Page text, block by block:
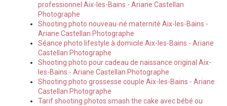
professionnel Aix-les-Bains - Ariane Castellan
Photographe
Shooting photo nouveau-né maternité Aix-les-Bains -
Ariane Castellan Photographe
Séance photo lifestyle à domicile Aix-les-Bains - Ariane
Castellan Photographe
Shooting photo pour cadeau de naissance original Aix-
les-Bains - Ariane Castellan Photographe
Shooting photo grossesse couple Aix-les-Bains - Ariane
Castellan Photographe
Tarif shooting photos smash the cake avec bébé ou